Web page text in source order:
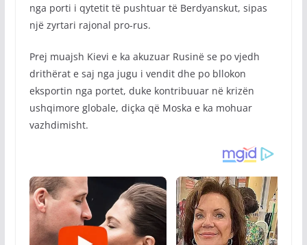
nga porti i qytetit të pushtuar të Berdyanskut, sipas
një zyrtari rajonal pro-rus.
Prej muajsh Kievi e ka akuzuar Rusinë se po vjedh
drithërat e saj nga jugu i vendit dhe po bllokon
eksportin nga portet, duke kontribuuar në krizën
ushqimore globale, diçka që Moska e ka mohuar
vazhdimisht.